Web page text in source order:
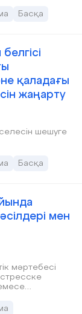
Басқа
қаладағы
жаңарту
шешуге
Басқа
мен
мәртебесі
және бұл